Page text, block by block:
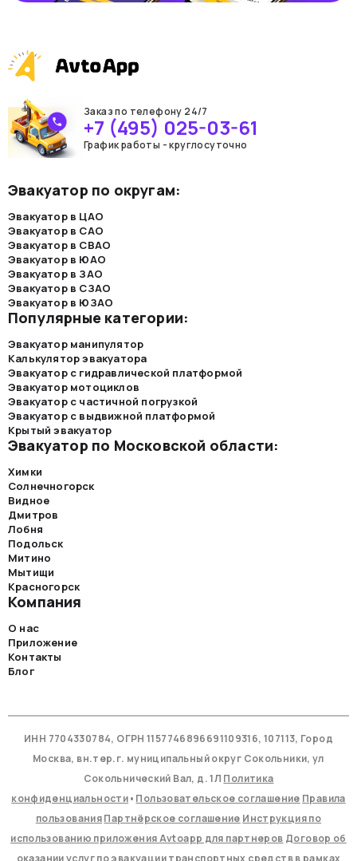
Заказ по телефону 24/7
+7 (495) 025-03-61
График работы - круглосуточно
Эвакуатор по округам:
Эвакуатор в ЦАО
Эвакуатор в САО
Эвакуатор в СВАО
Эвакуатор в ЮАО
Эвакуатор в ЗАО
Эвакуатор в СЗАО
Эвакуатор в ЮЗАО
Популярные категории:
Эвакуатор манипулятор
Калькулятор эвакуатора
Эвакуатор с гидравлической платформой
Эвакуатор мотоциклов
Эвакуатор с частичной погрузкой
Эвакуатор с выдвижной платформой
Крытый эвакуатор
Эвакуатор по Московской области:
Химки
Солнечногорск
Видное
Дмитров
Лобня
Подольск
Митино
Мытищи
Красногорск
Компания
О нас
Приложение
Контакты
Блог
ИНН 7704330784, ОГРН 1157746896691109316, 107113, Город
Москва, вн.тер.г. муниципальный округ Сокольники, ул
Сокольнический Вал, д. 1Л Политика
конфиденциальности• Пользовательское соглашение Правила
пользованияПартнёрское соглашение Инструкция по
использованию приложения Avtoapp для партнеров Договор об
оказании услуг по эвакуации транспортных средств в рамках